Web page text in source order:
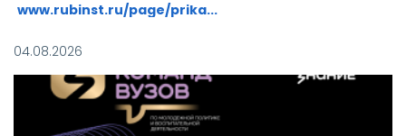
www.rubinst.ru/page/prika...
непростой путь! Ваше место в нашей дружной семье уже
забронировано.
04.08.2026